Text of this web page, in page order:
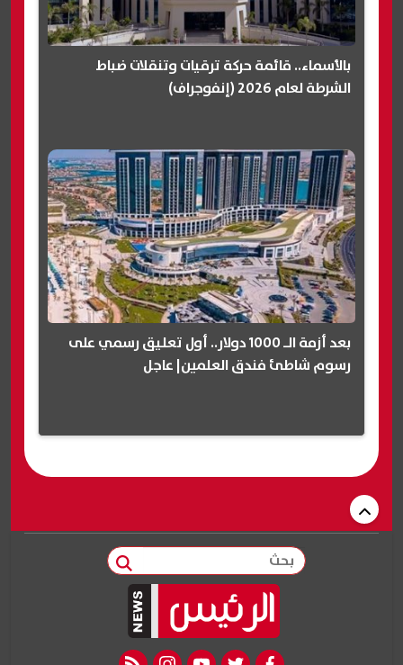
بالأسماء.. قائمة حركة ترقيات وتنقلات ضباط
الشرطة لعام 2026 (إنفوجراف)
بعد أزمة الـ 1000 دولار.. أول تعليق رسمي على
رسوم شاطئ فندق العلمين| عاجل
بحث